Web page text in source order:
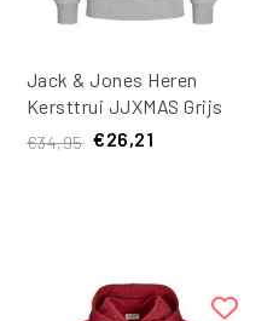
Jack & Jones Heren
Kersttrui JJXMAS Grijs
€34,95 €26,21